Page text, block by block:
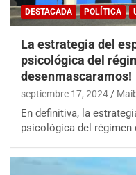
DESTACADA POLÍTICA
La estrategia del
psicológica del
desenmascaramos!
septiembre 17, 2024
En definitiva, la
psicológica del régimen